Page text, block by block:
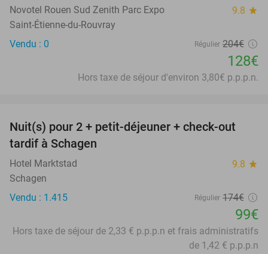
Novotel Rouen Sud Zenith Parc Expo 9.8 star
Saint-Étienne-du-Rouvray
Vendu : 0
Régulier 204€
128€
Hors taxe de séjour d'environ 3,80€ p.p.p.n.
43%
Nuit(s) pour 2 + petit-déjeuner + check-out
tardif à Schagen
Hotel Marktstad 9.8 star
Schagen
Vendu : 1.415
Régulier 174€
99€
Hors taxe de séjour de 2,33 € p.p.p.n et frais administratifs
de 1,42 € p.p.p.n